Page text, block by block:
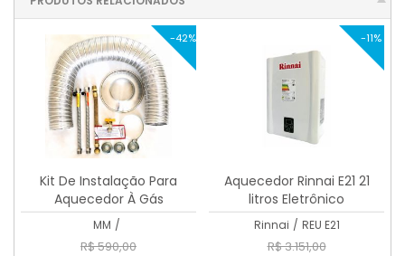
-42%
Kit De Instalação Para
Aquecedor À Gás
Completo Homologado
MM /
R$ 590,00
-11%
Aquecedor Rinnai E21 21
litros Eletrônico
Rinnai / REU E21
R$ 3.151,00